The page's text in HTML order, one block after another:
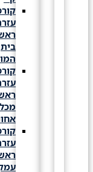
קורס
עזרה
ראשונה
המורה
קורס
עזרה
ראשונה
מכללת
אחווה
קורס
עזרה
ראשונה